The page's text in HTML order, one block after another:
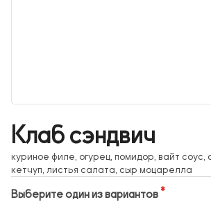
Клаб сэндвич
куриное филе, огурец, помидор, вайт соус,
кетчуп, листья салата, сыр моцарелла
Выберите один из вариантов